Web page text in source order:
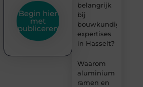
belangrijk
bij
bouwkundige
expertises
in Hasselt?
Waarom
aluminium
ramen en
Begin hier
met
publiceren